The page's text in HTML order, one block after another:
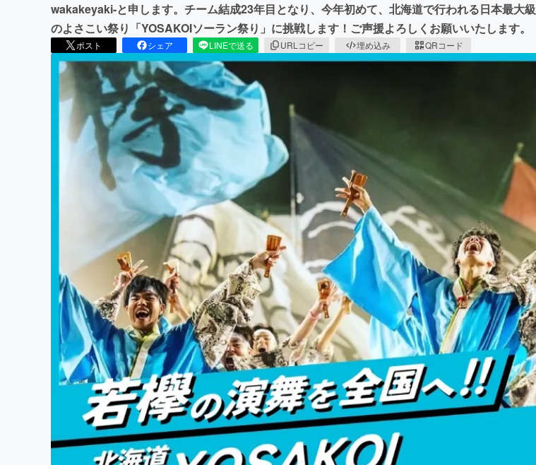
wakakeyaki-と申します。チーム結成23年目となり、今年初めて、北海道で行われる日本最大級
のよさこい祭り「YOSAKOIソーラン祭り」に挑戦します！ご声援よろしくお願いいたします。
ポスト シェア LINEで送る URLコピー 埋め込み QRコード